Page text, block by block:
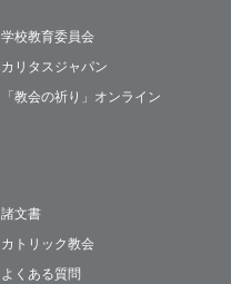
学校教育委員会
カリタスジャパン
「教会の祈り」オンライン
諸文書
カトリック教会
よくある質問